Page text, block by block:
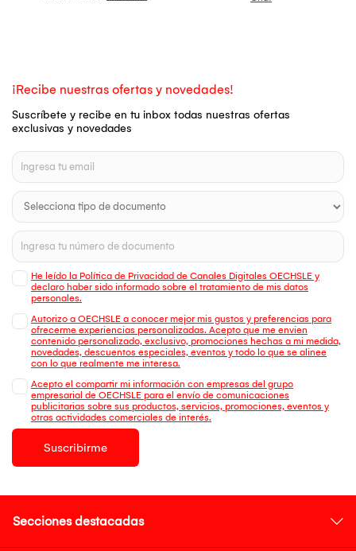
¡Recibe nuestras ofertas y novedades!
Suscríbete y recibe en tu inbox todas nuestras ofertas
exclusivas y novedades
He leído la Política de Privacidad de Canales Digitales OECHSLE y
declaro haber sido informado sobre el tratamiento de mis datos
personales.
Autorizo a OECHSLE a conocer mejor mis gustos y preferencias para
ofrecerme experiencias personalizadas. Acepto que me envien
contenido personalizado, exclusivo, promociones hechas a mi medida,
novedades, descuentos especiales, eventos y todo lo que se alinee
con lo que realmente me interesa.
Acepto el compartir mi información con empresas del grupo
empresarial de OECHSLE para el envío de comunicaciones
publicitarias sobre sus productos, servicios, promociones, eventos y
otras actividades comerciales de interés.
Suscribirme
Secciones destacadas